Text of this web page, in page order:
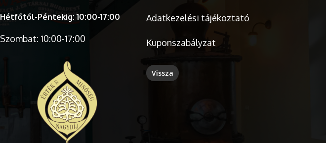
Hétfőtől-Péntekig: 10:00-17:00
Szombat: 10:00-17:00
Adatkezelési tájékoztató
Kuponszabályzat